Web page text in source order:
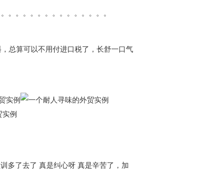
。。。。。。。。。。。。。
总算可以不用付进口税了，长舒一口气
多了去了 真是纠心呀 真是辛苦了，加